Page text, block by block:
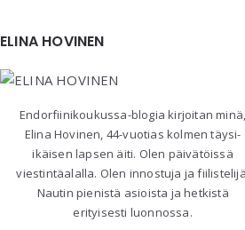
Widgets
ELINA HOVINEN
Endorfiinikoukussa-blogia kirjoitan
Elina Hovinen, 44-vuotias kolmen täysi-
ikäisen lapsen äiti. Olen päivätöissä
viestintäalalla. Olen innostuja ja
Nautin pienistä asioista ja hetkistä
erityisesti luonnossa.